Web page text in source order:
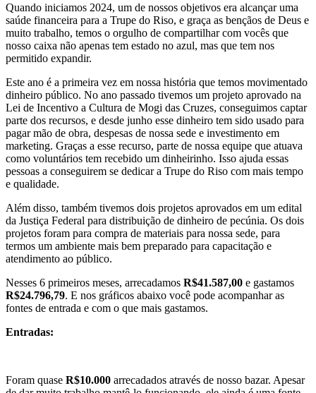
Quando iniciamos 2024, um de nossos objetivos era alcançar uma
saúde financeira para a Trupe do Riso, e graça as bençãos de Deus e
muito trabalho, temos o orgulho de compartilhar com vocês que
nosso caixa não apenas tem estado no azul, mas que tem nos
permitido expandir.
Este ano é a primeira vez em nossa história que temos movimentado
dinheiro público. No ano passado tivemos um projeto aprovado na
Lei de Incentivo a Cultura de Mogi das Cruzes, conseguimos captar
parte dos recursos, e desde junho esse dinheiro tem sido usado para
pagar mão de obra, despesas de nossa sede e investimento em
marketing. Graças a esse recurso, parte de nossa equipe que atuava
como voluntários tem recebido um dinheirinho. Isso ajuda essas
pessoas a conseguirem se dedicar a Trupe do Riso com mais tempo
e qualidade.
Além disso, também tivemos dois projetos aprovados em um edital
da Justiça Federal para distribuição de dinheiro de pecúnia. Os dois
projetos foram para compra de materiais para nossa sede, para
termos um ambiente mais bem preparado para capacitação e
atendimento ao público.
Nesses 6 primeiros meses, arrecadamos R$41.587,00 e gastamos
R$24.796,79. E nos gráficos abaixo você pode acompanhar as
fontes de entrada e com o que mais gastamos.
Entradas:
Foram quase R$10.000 arrecadados através de nosso bazar. Apesar